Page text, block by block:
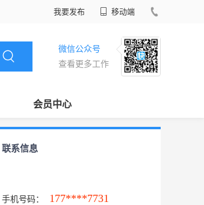
我要发布 移动端
微信公众号
查看更多工作
会员中心
联系信息
手机号码： 177****7731